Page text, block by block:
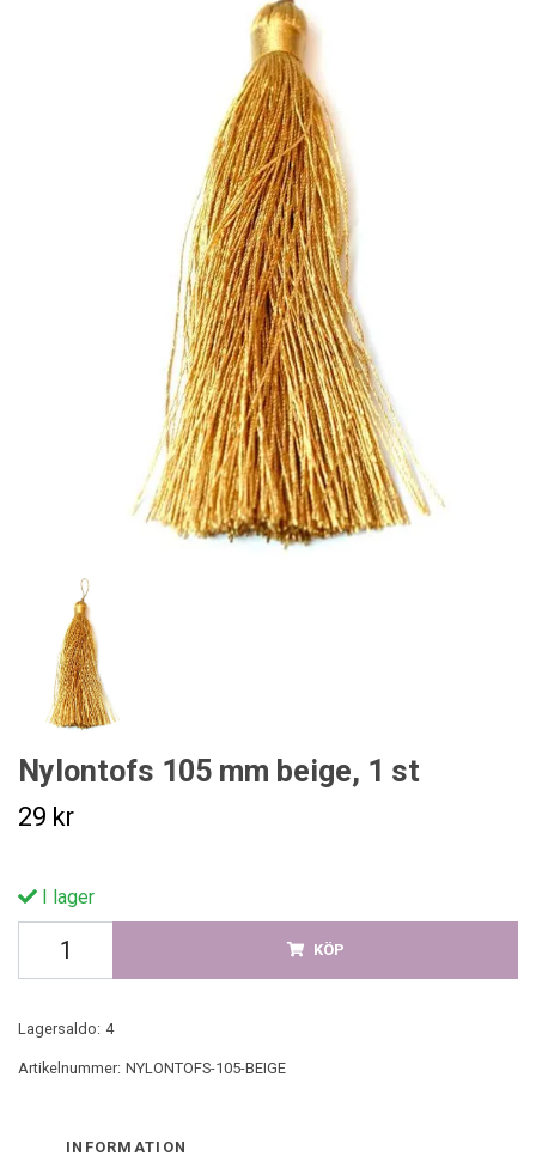
Nylontofs 105 mm beige, 1 st
29 kr
I lager
KÖP
Lagersaldo: 4
Artikelnummer: NYLONTOFS-105-BEIGE
INFORMATION